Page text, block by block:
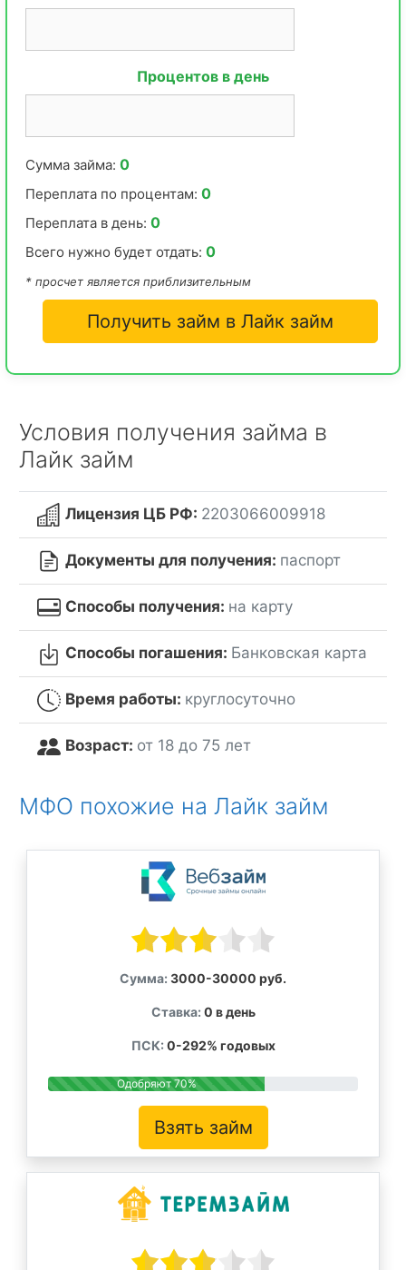
Процентов в день
Сумма займа: 0
Переплата по процентам: 0
Переплата в день: 0
Всего нужно будет отдать: 0
* просчет является приблизительным
Получить займ в Лайк займ
Условия получения займа в
Лайк займ
Лицензия ЦБ РФ: 2203066009918
Документы для получения: паспорт
Способы получения: на карту
Способы погашения: Банковская карта
Время работы: круглосуточно
Возраст: от 18 до 75 лет
МФО похожие на Лайк займ
Сумма: 3000-30000 руб.
Ставка: 0 в день
ПСК: 0-292% годовых
Одобряют 70%
Взять займ